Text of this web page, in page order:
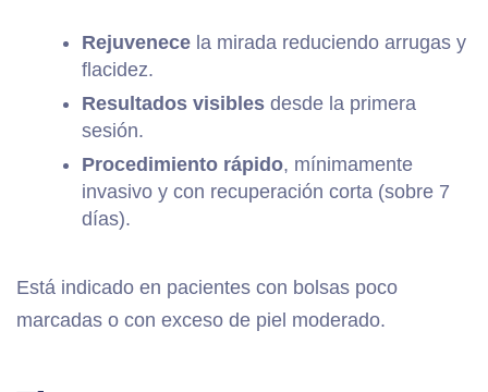
Rejuvenece la mirada reduciendo arrugas y
flacidez.
Resultados visibles desde la primera
sesión.
Procedimiento rápido, mínimamente
invasivo y con recuperación corta (sobre 7
días).
Está indicado en pacientes con bolsas poco
marcadas o con exceso de piel moderado.